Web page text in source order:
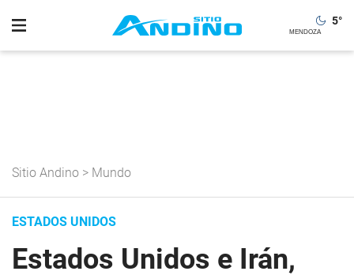
5°
Sitio Andino > Mundo
ESTADOS UNIDOS
Estados Unidos e Irán,